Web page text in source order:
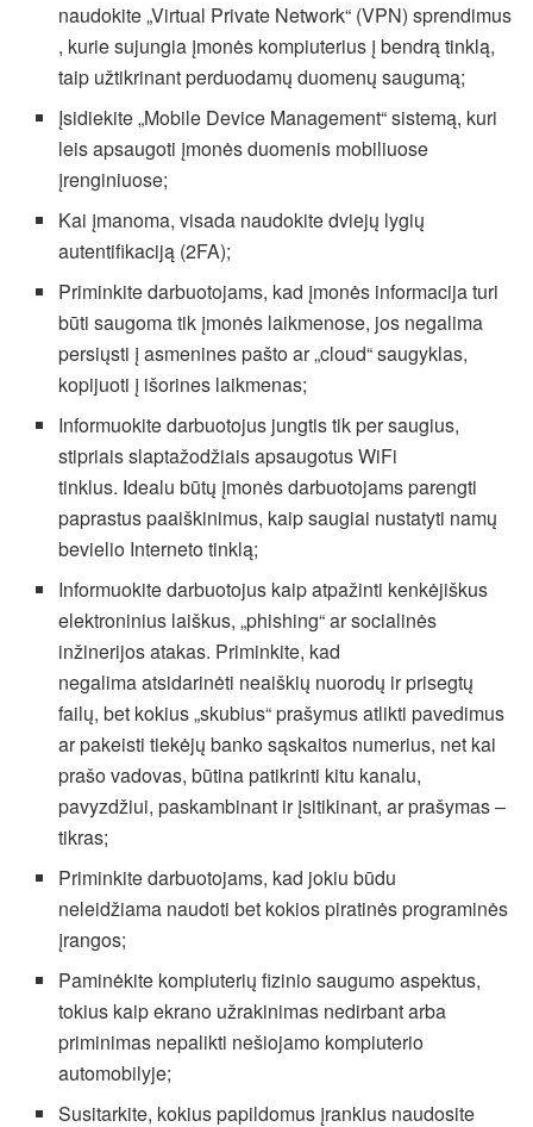
naudokite „Virtual Private Network“ (VPN) sprendimus
, kurie sujungia įmonės kompiuterius į bendrą tinklą,
taip užtikrinant perduodamų duomenų saugumą;
Įsidiekite „Mobile Device Management“ sistemą, kuri
leis apsaugoti įmonės duomenis mobiliuose
įrenginiuose;
Kai įmanoma, visada naudokite dviejų lygių
autentifikaciją (2FA);
Priminkite darbuotojams, kad įmonės informacija turi
būti saugoma tik įmonės laikmenose, jos negalima
persiųsti į asmenines pašto ar „cloud“ saugyklas,
kopijuoti į išorines laikmenas;
Informuokite darbuotojus jungtis tik per saugius,
stipriais slaptažodžiais apsaugotus WiFi
tinklus. Idealu būtų įmonės darbuotojams parengti
paprastus paaiškinimus, kaip saugiai nustatyti namų
bevielio Interneto tinklą;
Informuokite darbuotojus kaip atpažinti kenkėjiškus
elektroninius laiškus, „phishing“ ar socialinės
inžinerijos atakas. Priminkite, kad
negalima atsidarinėti neaiškių nuorodų ir prisegtų
failų, bet kokius „skubius“ prašymus atlikti pavedimus
ar pakeisti tiekėjų banko sąskaitos numerius, net kai
prašo vadovas, būtina patikrinti kitu kanalu,
pavyzdžiui, paskambinant ir įsitikinant, ar prašymas –
tikras;
Priminkite darbuotojams, kad jokiu būdu
neleidžiama naudoti bet kokios piratinės programinės
įrangos;
Paminėkite kompiuterių fizinio saugumo aspektus,
tokius kaip ekrano užrakinimas nedirbant arba
priminimas nepalikti nešiojamo kompiuterio
automobilyje;
Susitarkite, kokius papildomus įrankius naudosite